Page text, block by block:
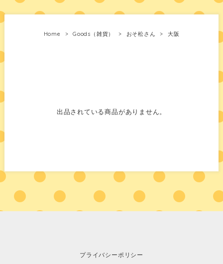
Home Goods（雑貨） おそ松さん 大阪
出品されている商品がありません。
プライバシーポリシー